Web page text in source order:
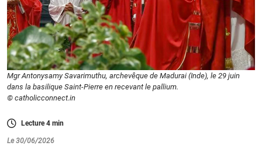
Mgr Antonysamy Savarimuthu, archevêque de Madurai (Inde), le 29 juin
dans la basilique Saint-Pierre en recevant le pallium.
© catholicconnect.in
Lecture4 min
Le 30/06/2026